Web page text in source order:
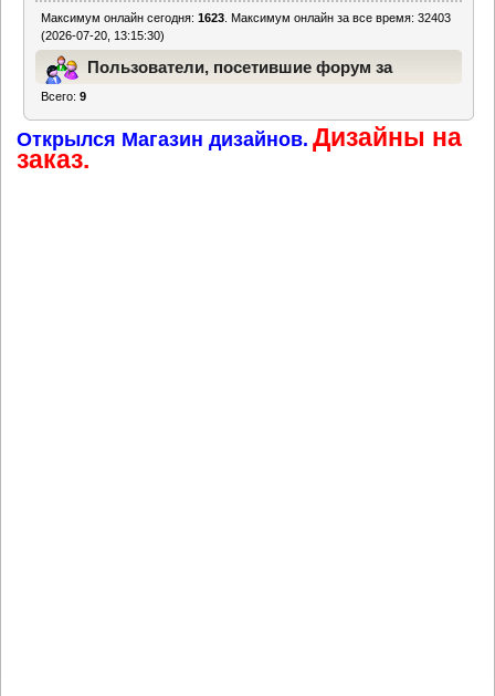
Максимум онлайн сегодня:1623 . Максимум онлайн за все время: 32403
(2026-07-20, 13:15:30)
Пользователи, посетившие форум за
Всего:9
Открылся Магазин дизайнов. Дизайны на
заказ.